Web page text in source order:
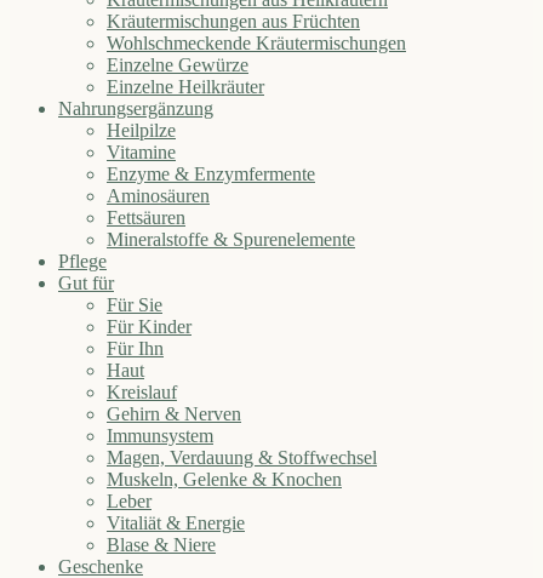
Kräutermischungen aus Früchten
Wohlschmeckende Kräutermischungen
Einzelne Gewürze
Einzelne Heilkräuter
Nahrungsergänzung
Heilpilze
Vitamine
Enzyme & Enzymfermente
Aminosäuren
Fettsäuren
Mineralstoffe & Spurenelemente
Pflege
Gut für
Für Sie
Für Kinder
Für Ihn
Haut
Kreislauf
Gehirn & Nerven
Immunsystem
Magen, Verdauung & Stoffwechsel
Muskeln, Gelenke & Knochen
Leber
Vitaliät & Energie
Blase & Niere
Geschenke